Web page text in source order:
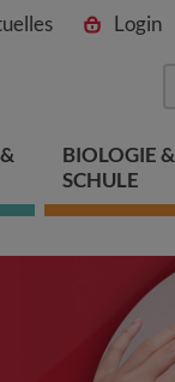
Login
BIOLOGIE &
SCHULE